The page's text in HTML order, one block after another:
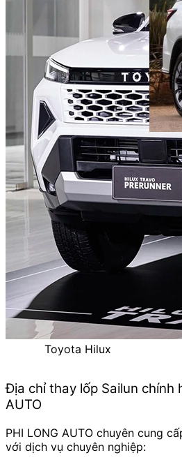
Toyota Hilux
Địa chỉ thay lốp Sailun chính
AUTO
PHI LONG AUTO chuyên cung
với dịch vụ chuyên nghiệp: